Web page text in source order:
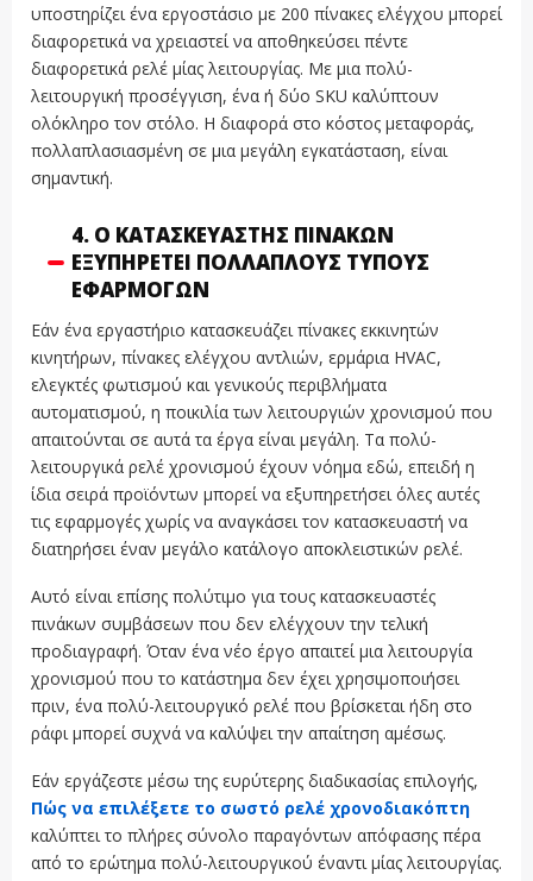
υποστηρίζει ένα εργοστάσιο με 200 πίνακες ελέγχου μπορεί
διαφορετικά να χρειαστεί να αποθηκεύσει πέντε
διαφορετικά ρελέ μίας λειτουργίας. Με μια πολύ-
λειτουργική προσέγγιση, ένα ή δύο SKU καλύπτουν
ολόκληρο τον στόλο. Η διαφορά στο κόστος μεταφοράς,
πολλαπλασιασμένη σε μια μεγάλη εγκατάσταση, είναι
σημαντική.
4. Ο ΚΑΤΑΣΚΕΥΑΣΤΉΣ ΠΙΝΆΚΩΝ
ΕΞΥΠΗΡΕΤΕΊ ΠΟΛΛΑΠΛΟΎΣ ΤΎΠΟΥΣ
ΕΦΑΡΜΟΓΏΝ
Εάν ένα εργαστήριο κατασκευάζει πίνακες εκκινητών
κινητήρων, πίνακες ελέγχου αντλιών, ερμάρια HVAC,
ελεγκτές φωτισμού και γενικούς περιβλήματα
αυτοματισμού, η ποικιλία των λειτουργιών χρονισμού που
απαιτούνται σε αυτά τα έργα είναι μεγάλη. Τα πολύ-
λειτουργικά ρελέ χρονισμού έχουν νόημα εδώ, επειδή η
ίδια σειρά προϊόντων μπορεί να εξυπηρετήσει όλες αυτές
τις εφαρμογές χωρίς να αναγκάσει τον κατασκευαστή να
διατηρήσει έναν μεγάλο κατάλογο αποκλειστικών ρελέ.
Αυτό είναι επίσης πολύτιμο για τους κατασκευαστές
πινάκων συμβάσεων που δεν ελέγχουν την τελική
προδιαγραφή. Όταν ένα νέο έργο απαιτεί μια λειτουργία
χρονισμού που το κατάστημα δεν έχει χρησιμοποιήσει
πριν, ένα πολύ-λειτουργικό ρελέ που βρίσκεται ήδη στο
ράφι μπορεί συχνά να καλύψει την απαίτηση αμέσως.
Εάν εργάζεστε μέσω της ευρύτερης διαδικασίας επιλογής,
Πώς να επιλέξετε το σωστό ρελέ χρονοδιακόπτη
καλύπτει το πλήρες σύνολο παραγόντων απόφασης πέρα
από το ερώτημα πολύ-λειτουργικού έναντι μίας λειτουργίας.